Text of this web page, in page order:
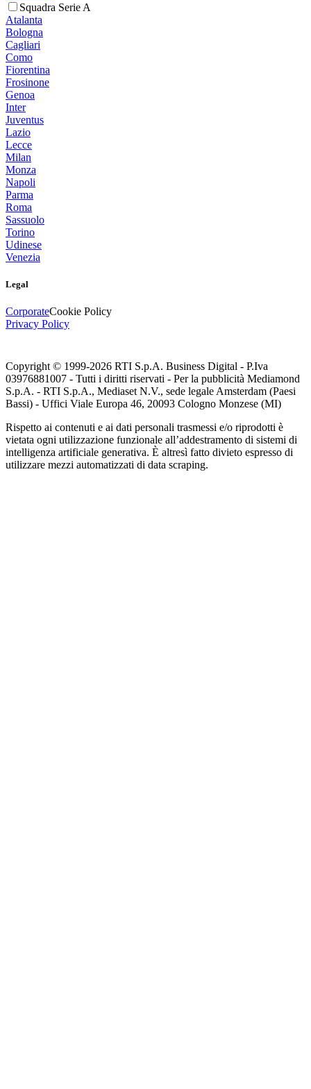
Squadra Serie A
Atalanta
Bologna
Cagliari
Como
Fiorentina
Frosinone
Genoa
Inter
Juventus
Lazio
Lecce
Milan
Monza
Napoli
Parma
Roma
Sassuolo
Torino
Udinese
Venezia
Legal
CorporateCookie Policy
Privacy Policy
Copyright © 1999-2026 RTI S.p.A. Business Digital - P.Iva
03976881007 - Tutti i diritti riservati - Per la pubblicità Mediamond
S.p.A. - RTI S.p.A., Mediaset N.V., sede legale Amsterdam (Paesi
Bassi) - Uffici Viale Europa 46, 20093 Cologno Monzese (MI)
Rispetto ai contenuti e ai dati personali trasmessi e/o riprodotti è
vietata ogni utilizzazione funzionale all’addestramento di sistemi di
intelligenza artificiale generativa. È altresì fatto divieto espresso di
utilizzare mezzi automatizzati di data scraping.